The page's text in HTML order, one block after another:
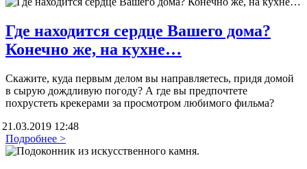
Где находится сердце Вашего дома?
Конечно же, на кухне…
Скажите, куда первым делом вы направляетесь, придя домой
в сырую дождливую погоду? А где вы предпочтете
похрустеть крекерами за просмотром любимого фильма?
21.03.2019 12:48
Подробнее >